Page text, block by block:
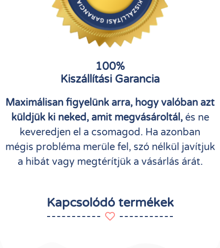
100%
Kiszállítási Garancia
Maximálisan figyelünk arra, hogy valóban azt
küldjük ki neked, amit megvásároltál, és ne
keveredjen el a csomagod. Ha azonban
mégis probléma merüle fel, szó nélkül javítjuk
a hibát vagy megtérítjük a vásárlás árát.
Kapcsolódó termékek